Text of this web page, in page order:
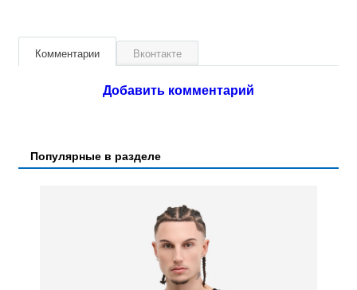
Комментарии Вконтакте
Добавить комментарий
Популярные в разделе